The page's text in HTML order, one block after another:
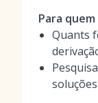
Para quem
Quants